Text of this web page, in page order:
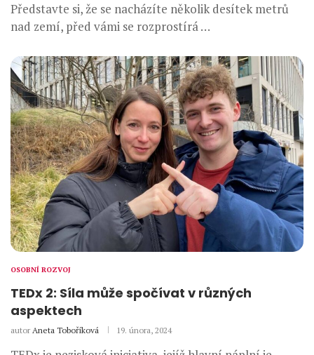
Představte si, že se nacházíte několik desítek metrů
nad zemí, před vámi se rozprostírá …
OSOBNÍ ROZVOJ
TEDx 2: Síla může spočívat v různých
aspektech
autor Aneta Toboříková 19. února, 2024